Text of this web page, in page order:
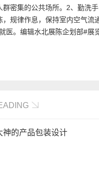
密集的公共场所。2、勤洗
规律作息，保持室内空气
医。编辑水北展陈企划部#展
神的产品包装设计